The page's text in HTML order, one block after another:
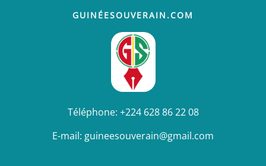
GUINÉESOUVERAIN.COM
Téléphone: +224 628 86 22 08
E-mail: guineesouverain@gmail.com